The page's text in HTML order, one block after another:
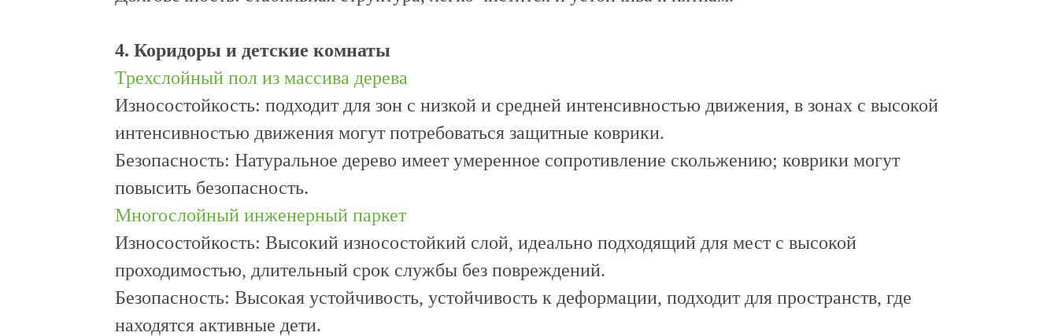
4. Коридоры и детские комнаты
Трехслойный пол из массива дерева
Износостойкость: подходит для зон с низкой и средней интенсивностью движения, в зонах с высокой
интенсивностью движения могут потребоваться защитные коврики.
Безопасность: Натуральное дерево имеет умеренное сопротивление скольжению; коврики могут
повысить безопасность.
Многослойный инженерный паркет
Износостойкость: Высокий износостойкий слой, идеально подходящий для мест с высокой
проходимостью, длительный срок службы без повреждений.
Безопасность: Высокая устойчивость, устойчивость к деформации, подходит для пространств, где
находятся активные дети.